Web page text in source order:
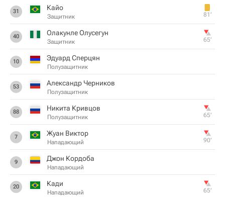
31 Кайо
Защитник 81‎’‎
40 Олакунле Олусегун
Защитник 65‎’‎
10 Эдуард Сперцян
Полузащитник
53 Александр Черников
Полузащитник
88 Никита Кривцов
Полузащитник 65‎’‎
7 Жуан Виктор
Нападающий 90‎’‎
9 Джон Кордоба
Нападающий
20 Кади
Нападающий 65‎’‎